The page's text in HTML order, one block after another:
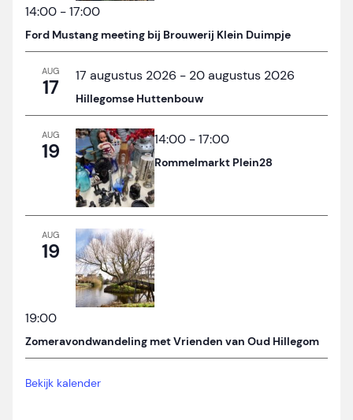
14:00 -17:00
Ford Mustang meeting bij Brouwerij Klein Duimpje
AUG
17 17 augustus 2026 - 20 augustus 2026
Hillegomse Huttenbouw
AUG
19 14:00 -17:00
Rommelmarkt Plein28
AUG
19
19:00
Zomeravondwandeling met Vrienden van Oud Hillegom
Bekijk kalender